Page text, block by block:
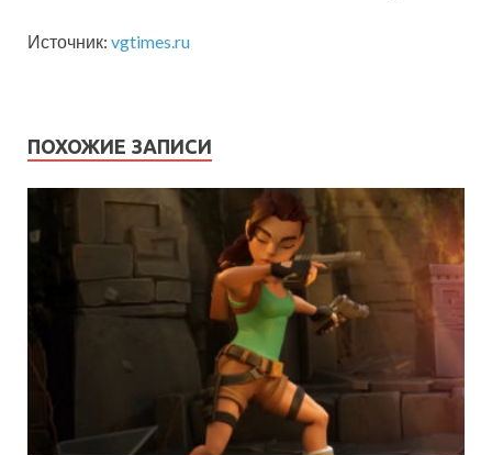
Источник: vgtimes.ru
ПОХОЖИЕ ЗАПИСИ